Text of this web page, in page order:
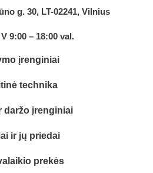
g. 30, LT-02241, Vilnius
V 9:00 – 18:00 val.
įrenginiai
technika
daržo įrenginiai
ir jų priedai
prekės